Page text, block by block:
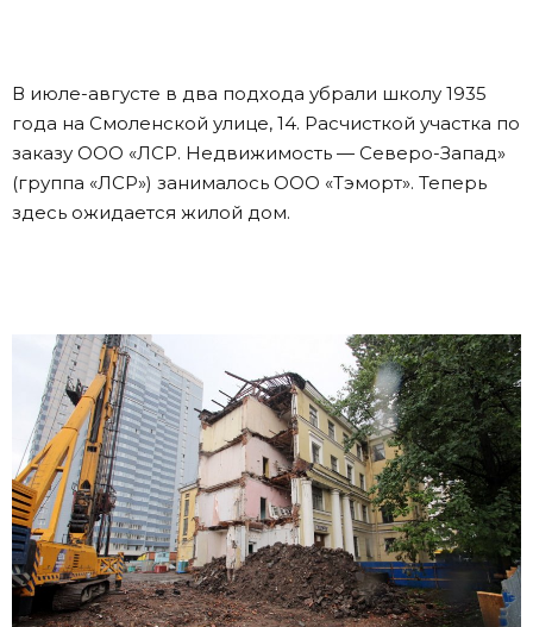
В июле-августе в два подхода убрали школу 1935
года на Смоленской улице, 14. Расчисткой участка по
заказу ООО «ЛСР. Недвижимость — Северо-Запад»
(группа «ЛСР») занималось ООО «Тэморт». Теперь
здесь ожидается жилой дом.